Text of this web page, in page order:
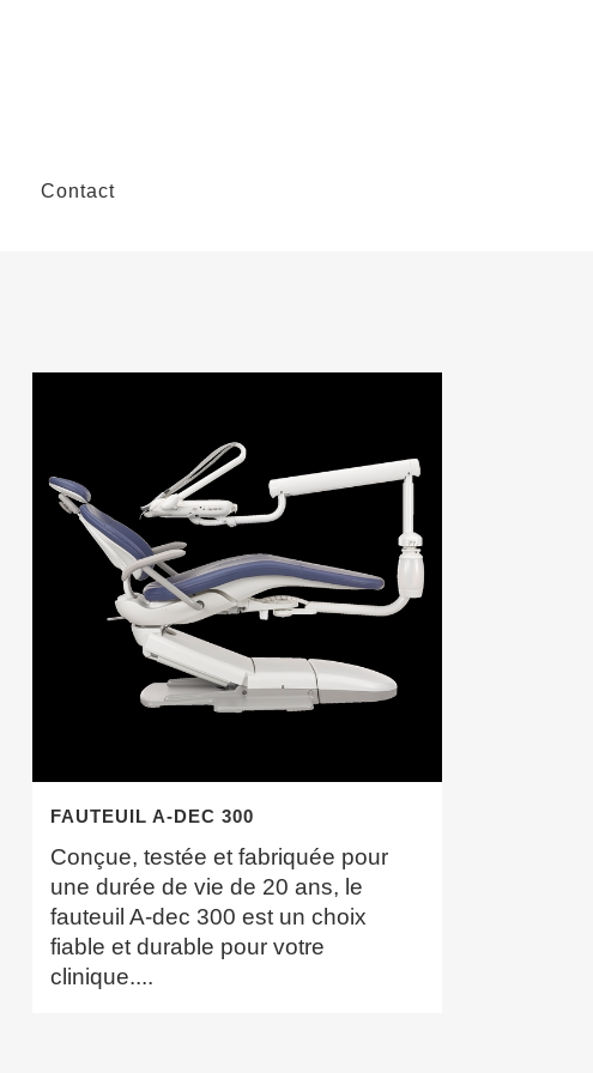
Contact
FAUTEUIL A-DEC 300
Conçue, testée et fabriquée pour
une durée de vie de 20 ans, le
fauteuil A-dec 300 est un choix
fiable et durable pour votre
clinique....